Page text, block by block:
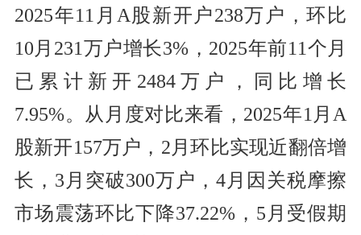
2025年11月A股新开户238万户，环比
10月231万户增长3%，2025年前11个月
已累计新开2484万户，同比增长
7.95%。从月度对比来看，2025年1月A
股新开157万户，2月环比实现近翻倍增
长，3月突破300万户，4月因关税摩擦
市场震荡环比下降37.22%，5月受假期